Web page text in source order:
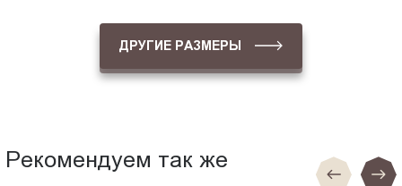
ДРУГИЕ РАЗМЕРЫ
Рекомендуем так же